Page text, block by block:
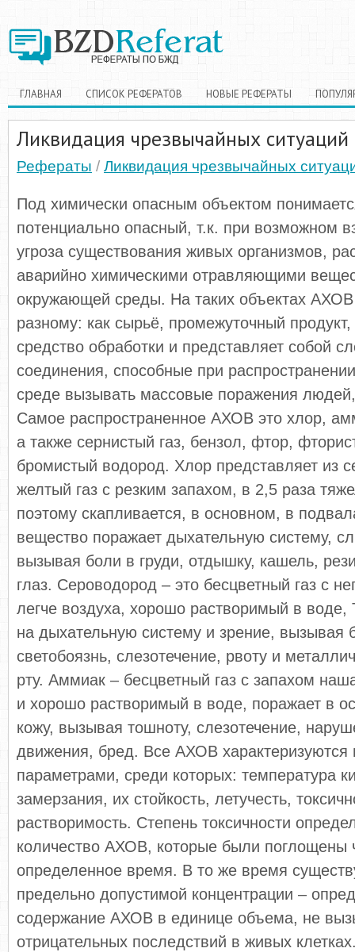
ГЛАВНАЯ СПИСОК РЕФЕРАТОВ НОВЫЕ РЕФЕРАТЫ
Ликвидация чрезвычайных ситуаций
Рефераты / Ликвидация чрезвычайных
Под химически опасным объектом
потенциально опасный, т.к. при возможном
угроза существования живых организмов,
аварийно химическими отравляющими
окружающей среды. На таких объектах АХОВ
разному: как сырьё, промежуточный продукт,
средство обработки и представляет собой
соединения, способные при
среде вызывать массовые поражения людей,
Самое распространенное АХОВ это хлор,
а также сернистый газ, бензол, фтор,
бромистый водород. Хлор представляет из
желтый газ с резким запахом, в 2,5 раза
поэтому скапливается, в основном, в
вещество поражает дыхательную систему,
вызывая боли в груди, отдышку, кашель,
глаз. Сероводород – это бесцветный газ с
легче воздуха, хорошо растворимый в воде,
на дыхательную систему и зрение, вызывая
светобоязнь, слезотечение, рвоту и
рту. Аммиак – бесцветный газ с запахом
и хорошо растворимый в воде, поражает в
кожу, вызывая тошноту, слезотечение,
движения, бред. Все АХОВ характеризуются
параметрами, среди которых: температура
замерзания, их стойкость, летучесть,
растворимость. Степень токсичности
количество АХОВ, которые были поглощены
определенное время. В то же время
предельно допустимой концентрации –
содержание АХОВ в единице объема, не
отрицательных последствий в живых